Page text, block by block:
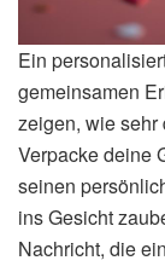
Ein
gemeinsamen
zeigen, wie sehr
Verpacke deine
seinen
ins Gesicht
Nachricht, die